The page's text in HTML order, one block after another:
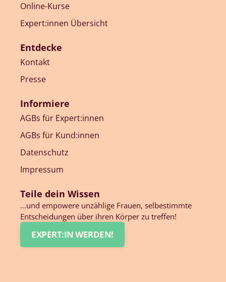
Online-Kurse
Expert:innen Übersicht
Entdecke
Kontakt
Presse
Informiere
AGBs für Expert:innen
AGBs für Kund:innen
Datenschutz
Impressum
Teile dein Wissen
…und empowere unzählige Frauen, selbestimmte
Entscheidungen über ihren Körper zu treffen!
EXPERT:IN WERDEN!